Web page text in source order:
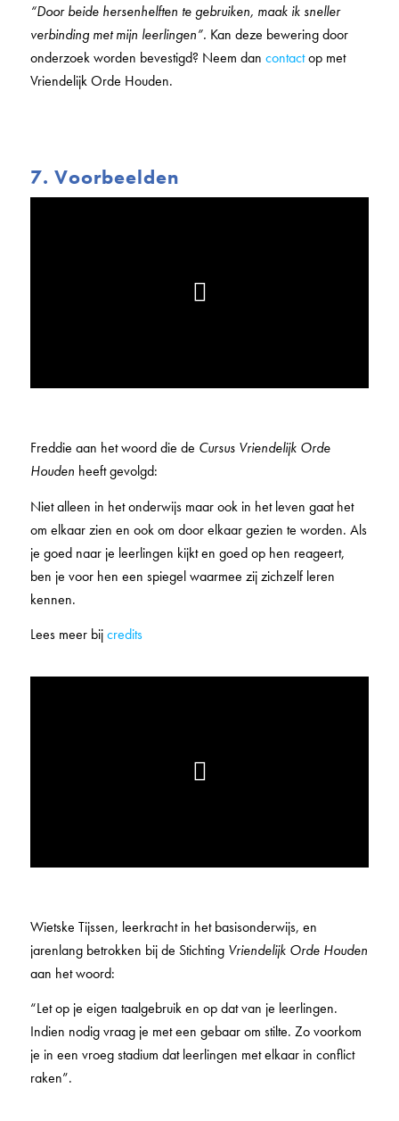
“Door beide hersenhelften te gebruiken, maak ik sneller
verbinding met mijn leerlingen”. Kan deze bewering door
onderzoek worden bevestigd? Neem dan contactop met
Vriendelijk Orde Houden.
7. Voorbeelden
Freddie aan het woord die de Cursus Vriendelijk Orde
Houden heeft gevolgd:
Niet alleen in het onderwijs maar ook in het leven gaat het
om elkaar zien en ook om door elkaar gezien te worden. Als
je goed naar je leerlingen kijkt en goed op hen reageert,
ben je voor hen een spiegel waarmee zij zichzelf leren
kennen.
Lees meer bijcredits
Wietske Tijssen, leerkracht in het basisonderwijs, en
jarenlang betrokken bij de StichtingVriendelijk Orde Houden
aan het woord:
“Let op je eigen taalgebruik en op dat van je leerlingen.
Indien nodig vraag je met een gebaar om stilte. Zo voorkom
je in een vroeg stadium dat leerlingen met elkaar in conflict
raken”.